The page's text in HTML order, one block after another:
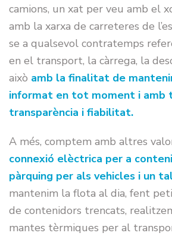
camions, un xat per veu amb el
amb la xarxa de carreteres de
se a qualsevol contratemps
en el transport, la càrrega, la
això amb la finalitat de
informat en tot moment i amb
transparència i fiabilitat.
A més, comptem amb altres
connexió elèctrica per a
pàrquing per als vehicles i un
mantenim la flota al dia, fent
de contenidors trencats,
mantes tèrmiques per al